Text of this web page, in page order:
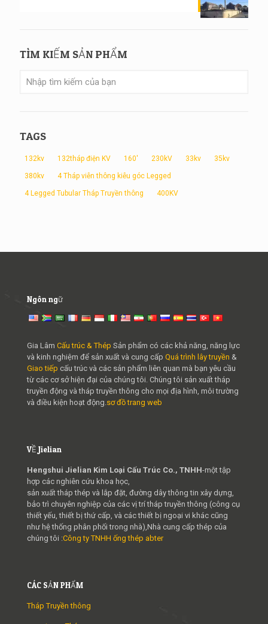
TÌM KIẾM SẢN PHẨM
TAGS
132kv 132tháp điện KV 160' 230kV 33kv 35kv
380kv 4 Tháp viễn thông kiễu góc Legged
4 Legged Tubular Tháp Truyền thông 400KV
Ngôn ngữ
Gia Lâm Cấu trúc & Thép Sản phẩm có các khả năng, năng lực
và kinh nghiệm để sản xuất và cung cấp Quá trình lây truyền &
Giao tiếp cấu trúc và các sản phẩm liên quan mà bạn yêu cầu
từ các cơ sở hiện đại của chúng tôi. Chúng tôi sản xuất tháp
truyền động và tháp truyền thông cho mọi địa hình, môi trường
và điều kiện hoạt động.sơ đồ trang web
VỀ Jielian
Hengshui Jielian Kim Loại Cấu Trúc Co., TNHH-một tập
hợp các nghiên cứu khoa học,
sản xuất tháp thép và lắp đặt, đường dây thông tin xây dựng,
bảo trì chuyên nghiệp của các vị trí tháp truyền thông (công cụ
thiết yếu, thiết bị thứ cấp, và các thiết bị ngoại vi khác cũng
như hệ thống phân phối trong nhà),Nhà cung cấp thép của
chúng tôi :Công ty TNHH ống thép abter
CÁC SẢN PHẨM
Tháp Truyền thông